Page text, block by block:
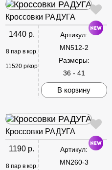
Кроссовки РАДУГА
1440 р.
8 пар в кор.
11520 р/кор
Артикул:
MN512-2
Размеры:
36 - 41
В корзину
Кроссовки РАДУГА
1190 р.
8 пар в кор.
Артикул:
MN260-3